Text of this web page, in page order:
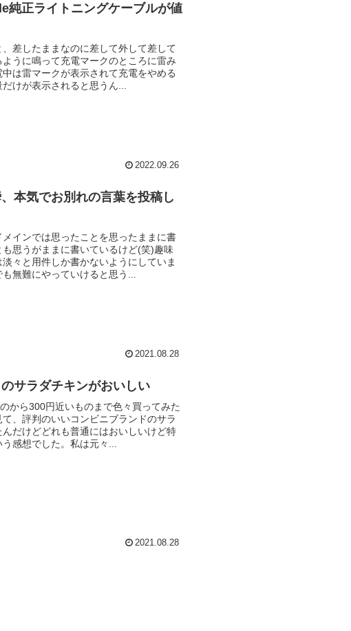
純正ライトニングケーブルが値
差したままなのに差して外して差して
うに鳴って充電マークのところに雷み
は雷マークが表示されて充電をやめる
けが表示されると思うん...
2022.09.26
本気でお別れの言葉を投稿し
インでは思ったことを思ったままに書
思うがままに書いているけど(笑)趣味
々と用件しか書かないようにしていま
無難にやっていけると思う...
2021.08.28
サラダチキンがおいしい
から300円近いものまで色々買ってみた
、評判のいいコンビニブランドのサラ
だけどどれも普通にはおいしいけど特
感想でした。私は元々...
2021.08.28